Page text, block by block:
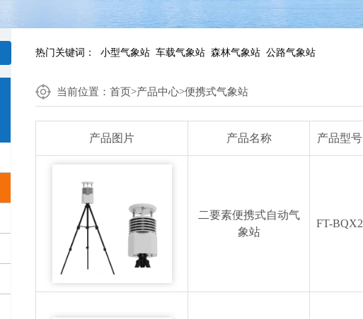
热门关键词： 小型气象站 车载气象站 森林气象站 公路气象站
当前位置：首页>产品中心>便携式气象站
产品图片 产品名称 产品型号
二要素便携式自动气
象站
FT-BQX2